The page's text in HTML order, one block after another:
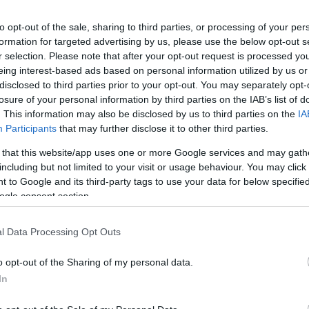
opt-out of the sale, sharing to third parties, or processing of your
for targeted advertising by us, please use the below opt-out
selection. Please note that after your opt-out request is processed
interest-based ads based on personal information utilized by us
to third parties prior to your opt-out. You may separately
of your personal information by third parties on the IAB’s list of
This information may also be disclosed by us to third parties on the
Participants that may further disclose it to other third parties.
that this website/app uses one or more Google services and may
but not limited to your visit or usage behaviour. You may
to Google and its third-party tags to use your data for below
consent section.
Data Processing Opt Outs
opt-out of the Sharing of my personal data.
Étterem Hét rendezvény, amelynek
kínál többfogásos menüsorokat fix árakon.
besorolásúak 8 900 forinttól, az exkluzív
forinttól kínálják a különleges, erre az alkalomra
az MTI-vel.
ajánlással díjazott és több Bib
is szerepel.
és legkülönlegesebb fogásaikból alkotott
résztvevő pedig kiegészítő felár ellenében még
között is akadnak kifejezetten ritka és különleges
kóstolhatnak namíbiai zebut, muflont, velős